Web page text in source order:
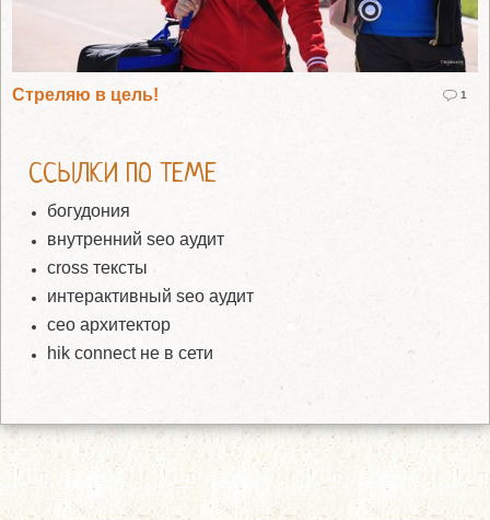
Стреляю в цель! 1
ССЫЛКИ ПО ТЕМЕ
богудония
внутренний seo аудит
cross тексты
интерактивный seo аудит
сео архитектор
hik connect не в сети